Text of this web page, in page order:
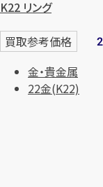
K22 リング
買取参考価格
金・貴金属
22金(K22)